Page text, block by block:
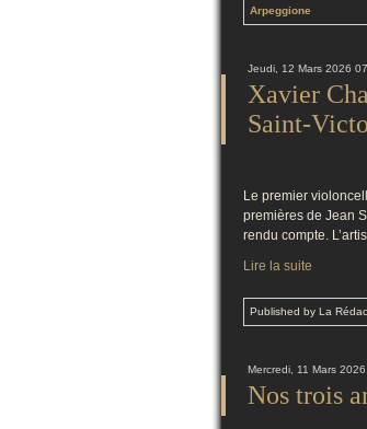
Arpeggione
Jeudi, 12 Mars 2026
Xavier
Saint-
Le premier
premières de Jean
rendu compte.
Lire la suite
Published by La
Mercredi, 11 Mars
Nos trois